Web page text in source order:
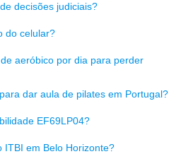
decisões judiciais?
do celular?
aeróbico por dia para perder
dar aula de pilates em Portugal?
EF69LP04?
ITBI em Belo Horizonte?